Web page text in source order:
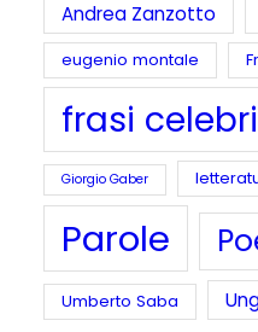
Andrea Zanzotto
eugenio montale
frasi celebri
Giorgio Gaber
Parole
Umberto Saba